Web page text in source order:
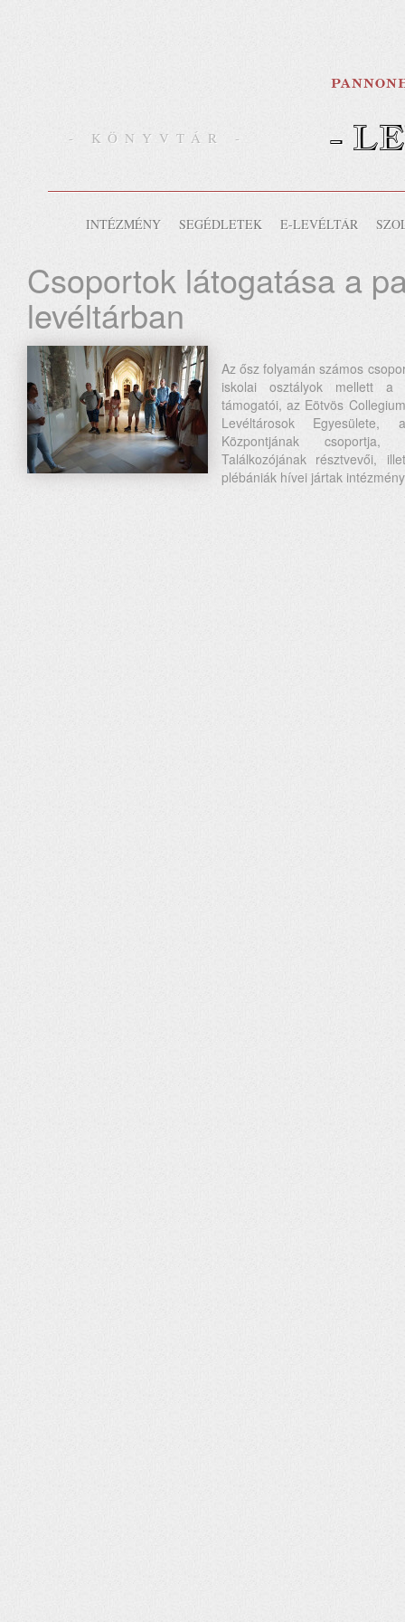
- KÖNYVTÁR - -
INTÉZMÉNY SEGÉDLETEK E-LEVÉLTÁR
Csoportok látogatása a
levéltárban
Az ősz folyamán számos
iskolai osztályok mellett a
támogatói, az Eötvös
Levéltárosok
Központjának
Találkozójának résztvevői,
plébániák hívei jártak